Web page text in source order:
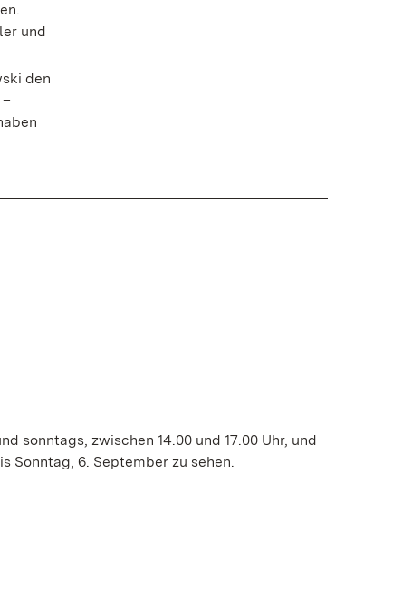
und
den
sonntags, zwischen 14.00 und 17.00 Uhr, und
Sonntag, 6. September zu sehen.